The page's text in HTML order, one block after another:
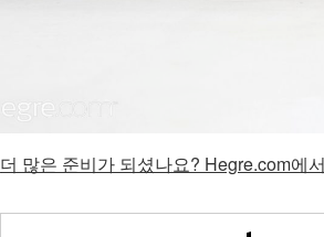
더 많은 준비가 되셨나요? Hegre.com에